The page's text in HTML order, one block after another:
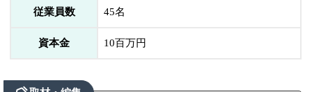
従業員数 45名
資本金 10百万円